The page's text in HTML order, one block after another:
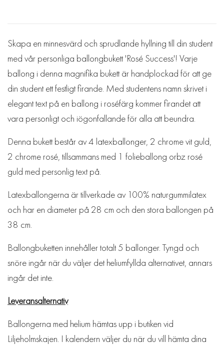
Skapa en minnesvärd och sprudlande hyllning till din student
med vår personliga ballongbukett 'Rosé Success'! Varje
ballong i denna magnifika bukett är handplockad för att ge
din student ett festligt firande. Med studentens namn skrivet i
elegant text på en ballong i roséfärg kommer firandet att
vara personligt och iögonfallande för alla att beundra.
Denna bukett består av 4 latexballonger, 2 chrome vit guld,
2 chrome rosé, tillsammans med 1 folieballong orbz rosé
guld med personlig text på.
Latexballongerna är tillverkade av 100% naturgummilatex
och har en diameter på 28 cm och den stora ballongen på
38 cm.
Ballongbuketten innehåller totalt 5 ballonger. Tyngd och
snöre ingår när du väljer det heliumfyllda alternativet, annars
ingår det inte.
Leveransalternativ
Ballongerna med helium hämtas upp i butiken vid
Liljeholmskajen. I kalendern väljer du när du vill hämta dina